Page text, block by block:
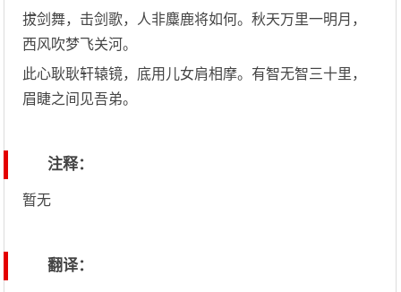
拔剑舞，击剑歌，人非麋鹿将如何。秋天万里一明月，
西风吹梦飞关河。
此心耿耿轩辕镜，底用儿女肩相摩。有智无智三十里，
眉睫之间见吾弟。
注释：
暂无
翻译：